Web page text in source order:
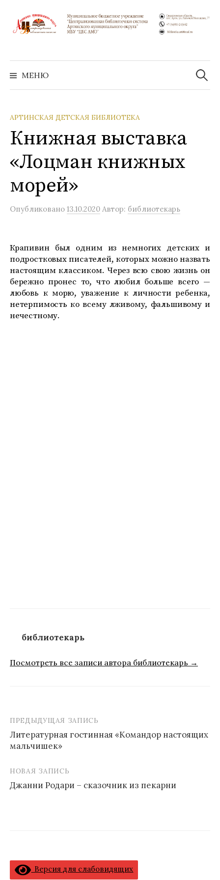
содержимому
МЕНЮ
Найти:
АРТИНСКАЯ ДЕТСКАЯ БИБЛИОТЕКА
Книжная выставка
«Лоцман книжных
морей»
Опубликовано 13.10.2020 Автор: библиотекарь
Крапивин был одним из немногих детских и
подростковых писателей, которых можно назвать
настоящим классиком. Через всю свою жизнь он
бережно пронес то, что любил больше всего —
любовь к морю, уважение к личности ребенка,
нетерпимость ко всему лживому, фальшивому и
нечестному.
библиотекарь
Посмотреть все записи автора библиотекарь →
Навигация
по
ПРЕДЫДУЩАЯ ЗАПИСЬ
Литературная гостинная «Командор настоящих
мальчишек»
НОВАЯ ЗАПИСЬ
Джанни Родари – сказочник из пекарни
Версия для слабовидящих